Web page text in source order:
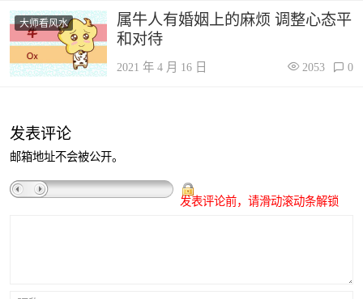
大师看风水
属牛人有婚姻上的麻烦 调整心态平
和对待
2021 年 4 月 16 日 2053 0
发表评论
邮箱地址不会被公开。
发表评论前，请滑动滚动条解锁